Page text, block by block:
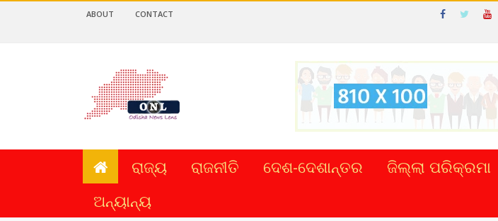
ABOUT CONTACT
ରାଜ୍ୟ ରାଜନୀତି ଦେଶ-ଦେଶାନ୍ତର ଜିଲ୍ଲା ପରିକ୍ରମା
ଅନ୍ୟାନ୍ୟ